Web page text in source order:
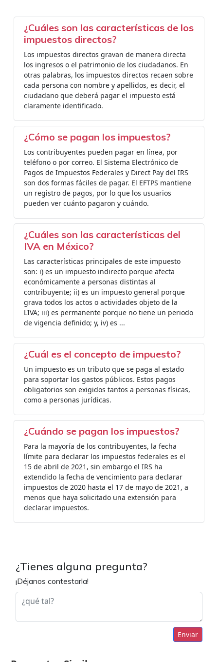
¿Cuáles son las características de los
impuestos directos?
Los impuestos directos gravan de manera directa
los ingresos o el patrimonio de los ciudadanos. En
otras palabras, los impuestos directos recaen sobre
cada persona con nombre y apellidos, es decir, el
ciudadano que deberá pagar el impuesto está
claramente identificado.
¿Cómo se pagan los impuestos?
Los contribuyentes pueden pagar en línea, por
teléfono o por correo. El Sistema Electrónico de
Pagos de Impuestos Federales y Direct Pay del IRS
son dos formas fáciles de pagar. El EFTPS mantiene
un registro de pagos, por lo que los usuarios
pueden ver cuánto pagaron y cuándo.
¿Cuáles son las características del
IVA en México?
Las características principales de este impuesto
son: i) es un impuesto indirecto porque afecta
económicamente a personas distintas al
contribuyente; ii) es un impuesto general porque
grava todos los actos o actividades objeto de la
LIVA; iii) es permanente porque no tiene un periodo
de vigencia definido; y, iv) es ...
¿Cuál es el concepto de impuesto?
Un impuesto es un tributo que se paga al estado
para soportar los gastos públicos. Estos pagos
obligatorios son exigidos tantos a personas físicas,
como a personas jurídicas.
¿Cuándo se pagan los impuestos?
Para la mayoría de los contribuyentes, la fecha
límite para declarar los impuestos federales es el
15 de abril de 2021, sin embargo el IRS ha
extendido la fecha de vencimiento para declarar
impuestos de 2020 hasta el 17 de mayo de 2021, a
menos que haya solicitado una extensión para
declarar impuestos.
¿Tienes alguna pregunta?
¡Déjanos contestarla!
Enviar